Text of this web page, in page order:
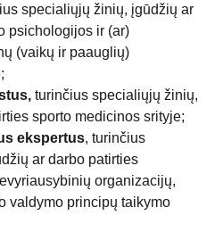
specialiųjų žinių, įgūdžių ar
psichologijos ir (ar)
(vaikų ir paauglių)
turinčius specialiųjų žinių,
sporto medicinos srityje;
ekspertus, turinčius
ar darbo patirties
organizacijų,
valdymo principų taikymo